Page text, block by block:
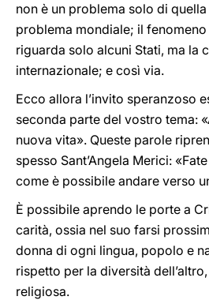
non è un problema solo di
problema mondiale; il
riguarda solo alcuni Stati, ma la
internazionale; e così via.
Ecco allora l’invito speranzoso
seconda parte del vostro tema:
nuova vita». Queste parole
spesso Sant’Angela Merici:
come è possibile andare verso
È possibile aprendo le porte a
carità, ossia nel suo farsi
donna di ogni lingua, popolo e
rispetto per la diversità
religiosa.